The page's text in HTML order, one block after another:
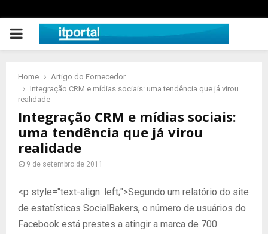
PRIMARY
Home
Artigo do Fornecedor
Integração CRM e mídias sociais: uma tendência que já virou
realidade
Integração CRM e mídias sociais:
uma tendência que já virou
realidade
9 de setembro de 2011
<p style="text-align: left;">Segundo um relatório do site
de estatísticas SocialBakers, o número de usuários do
Facebook está prestes a atingir a marca de 700